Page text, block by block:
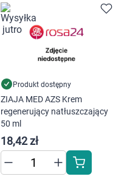
Produkt dostępny
ZIAJA MED AZS Krem
regenerujący natłuszczający
50 ml
18,42 zł